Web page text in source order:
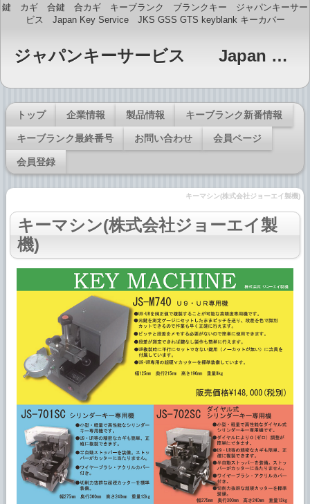
鍵 カギ 合鍵 合カギ キーブランク ブランクキー ジャパンキーサー
ビス Japan Key Service JKS GSS GTS keyblank キーカバー
ジャパンキーサービス Japan Key Service JKS GTS・GSS印 キーブランク販売
トップ 企業情報 製品情報 キーブランク新番情報
キーブランク最終番号 お問い合わせ 会員ページ
会員登録
キーマシン(株式会社ジョーエイ製機)
キーマシン(株式会社ジョーエイ製
機)